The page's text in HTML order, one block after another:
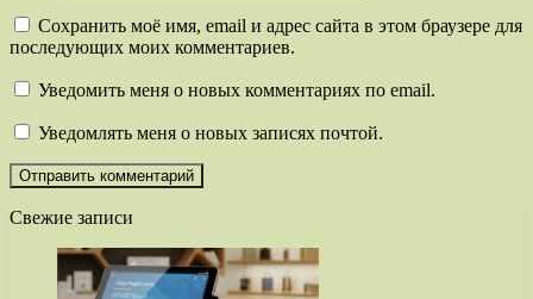
Сохранить моё имя, email и адрес сайта в этом браузере для
последующих моих комментариев.
Уведомить меня о новых комментариях по email.
Уведомлять меня о новых записях почтой.
Свежие записи